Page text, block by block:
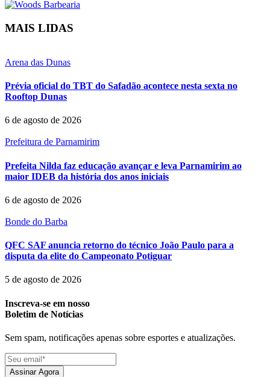
MAIS LIDAS
Arena das Dunas
Prévia oficial do TBT do Safadão acontece nesta sexta no
Rooftop Dunas
6 de agosto de 2026
Prefeitura de Parnamirim
Prefeita Nilda faz educação avançar e leva Parnamirim ao
maior IDEB da história dos anos iniciais
6 de agosto de 2026
Bonde do Barba
QFC SAF anuncia retorno do técnico João Paulo para a
disputa da elite do Campeonato Potiguar
5 de agosto de 2026
Inscreva-se em nosso
Boletim de Notícias
Sem spam, notificações apenas sobre esportes e atualizações.
Assinar Agora